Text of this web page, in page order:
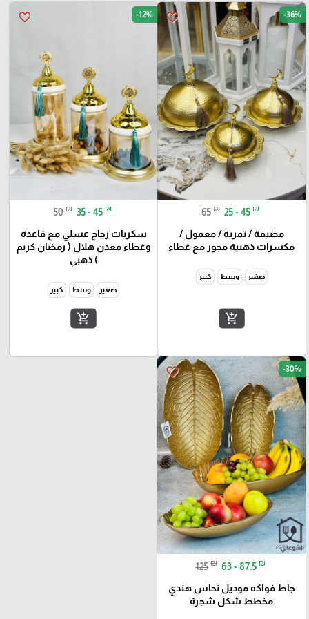
favorite_border -36%
65 ₪ 25 - 45 ₪
مضيفة / تمرية / معمول /
مكسرات ذهبية مجور مع غطاء
صغير وسط كبير
add_shopping_cart
favorite_border -12%
50 ₪ 35 - 45 ₪
سكريات زجاج عسلي مع قاعدة
وغطاء معدن هلال ( رمضان كريم
) ذهبي
صغير وسط كبير
add_shopping_cart
favorite_border -30%
125 ₪ 63 - 87.5 ₪
جاط فواكه موديل نحاس هندي
مخطط شكل شجرة